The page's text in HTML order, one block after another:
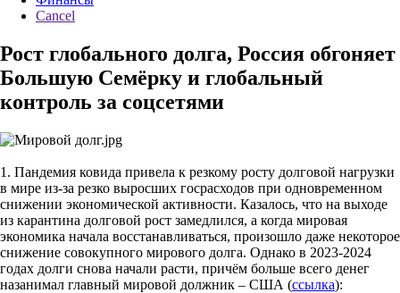
Cancel
Рост глобального долга, Россия обгоняет
Большую Семёрку и глобальный
контроль за соцсетями
1. Пандемия ковида привела к резкому росту долговой нагрузки
в мире из-за резко выросших госрасходов при одновременном
снижении экономической активности. Казалось, что на выходе
из карантина долговой рост замедлился, а когда мировая
экономика начала восстанавливаться, произошло даже некоторое
снижение совокупного мирового долга. Однако в 2023-2024
годах долги снова начали расти, причём больше всего денег
назанимал главный мировой должник – США (ссылка):